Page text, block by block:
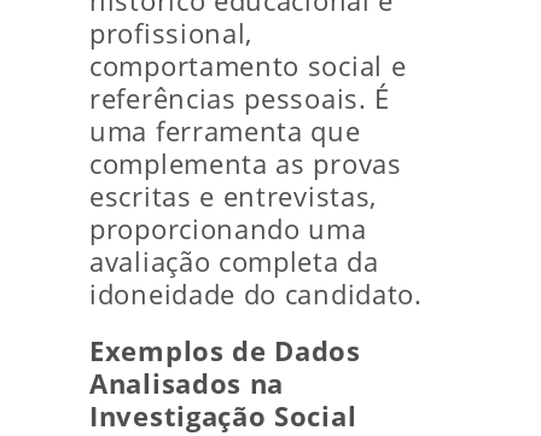
profissional,
comportamento social e
referências pessoais. É
uma ferramenta que
complementa as provas
escritas e entrevistas,
proporcionando uma
avaliação completa da
idoneidade do candidato.
Exemplos de Dados
Analisados na
Investigação Social